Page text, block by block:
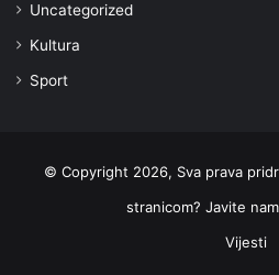
Uncategorized
Kultura
Sport
© Copyright 2026, Sva prava
stranicom? Javite
Vijesti